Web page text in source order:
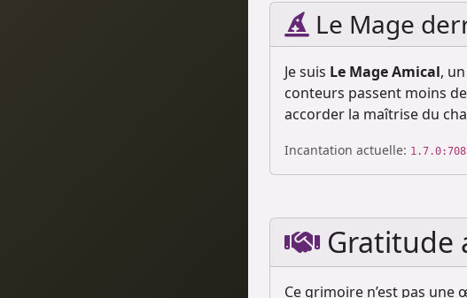
Le Mage
Je suis Le Mage Amical,
conteurs passent moins
accorder la maîtrise du
Incantation actuelle:
Gratitude
Ce grimoire n’est pas